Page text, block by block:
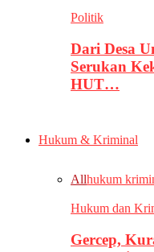
Politik
Dari Desa
Serukan
HUT…
Hukum & Kriminal
Allhukum
Hukum dan
Gercep,